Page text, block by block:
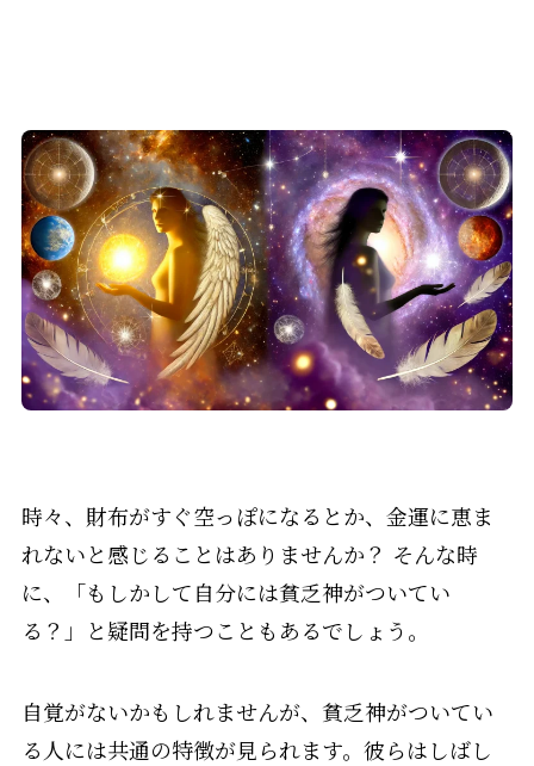
時々、財布がすぐ空っぽになるとか、金運に恵ま
れないと感じることはありませんか？ そんな時
に、「もしかして自分には貧乏神がついてい
る？」と疑問を持つこともあるでしょう。
自覚がないかもしれませんが、貧乏神がついてい
る人には共通の特徴が見られます。彼らはしばし